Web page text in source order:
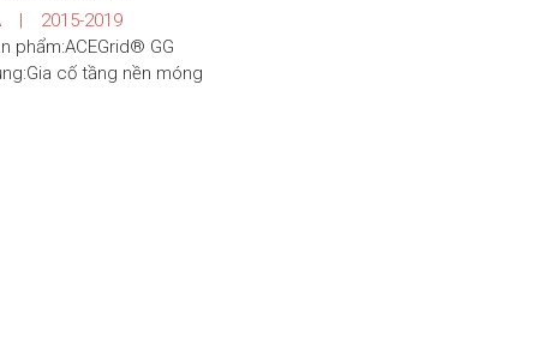
| 2015-2019
phẩm:ACEGrid® GG
cố tầng nền móng